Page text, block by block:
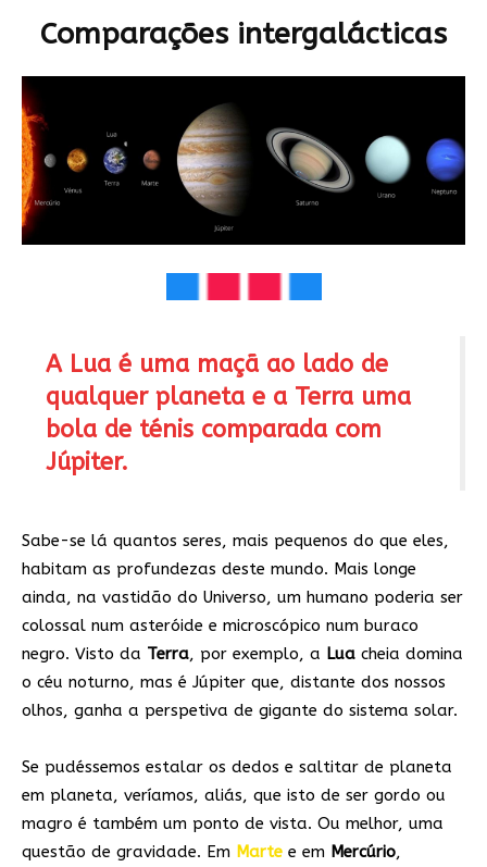
Comparações intergalácticas
A Lua é uma maçã ao lado de
qualquer planeta e a Terra uma
bola de ténis comparada com
Júpiter.
Sabe-se lá quantos seres, mais pequenos do que eles,
habitam as profundezas deste mundo. Mais longe
ainda, na vastidão do Universo, um humano poderia ser
colossal num asteróide e microscópico num buraco
negro. Visto da Terra, por exemplo, a Lua cheia domina
o céu noturno, mas é Júpiter que, distante dos nossos
olhos, ganha a perspetiva de gigante do sistema solar.
Se pudéssemos estalar os dedos e saltitar de planeta
em planeta, veríamos, aliás, que isto de ser gordo ou
magro é também um ponto de vista. Ou melhor, uma
questão de gravidade. Em Marte e em Mercúrio,